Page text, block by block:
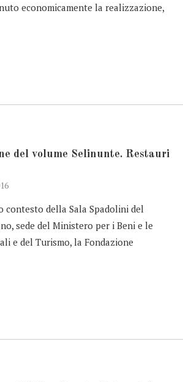
economicamente la realizzazione,
del volume Selinunte. Restauri
contesto della Sala Spadolini del
sede del Ministero per i Beni e le
e del Turismo, la Fondazione